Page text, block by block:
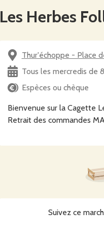
Les Herbes
Thur'échoppe - Place
Tous les mercredis de
Espèces ou chèque
Bienvenue sur la Cagette
Retrait des commandes
Suivez ce